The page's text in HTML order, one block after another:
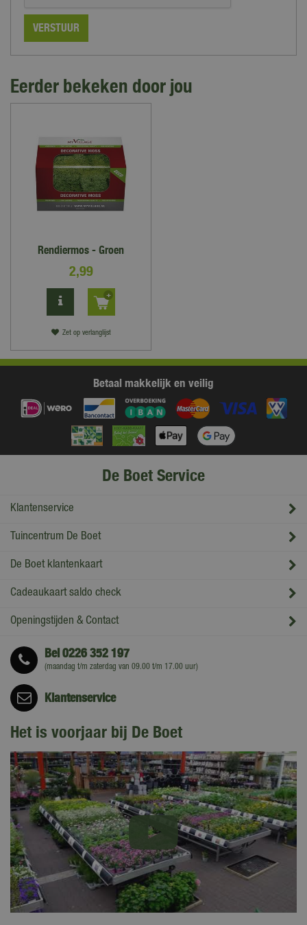
Eerder bekeken door jou
Rendiermos - Groen
2,99
Zet op verlanglijst
Betaal makkelijk en veilig
De Boet Service
Klantenservice
Tuincentrum De Boet
De Boet klantenkaart
Cadeaukaart saldo check
Openingstijden & Contact
Bel0226 352 197
(maandag t/m zaterdag van 09.00 t/m 17.00 uur)
Klantenservice
Het is voorjaar bij De Boet